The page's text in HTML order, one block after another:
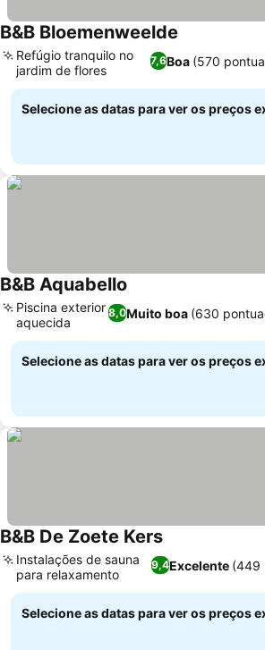
B&B Bloemenweelde
7,6Boa (570
Refúgio tranquilo no
jardim de flores
Selecione as datas para ver os preços
B&B Aquabello
8,0Muito boa (630
Piscina exterior
aquecida
Selecione as datas para ver os preços
B&B De Zoete Kers
9,4Excelente (449
Instalações de sauna
para relaxamento
Selecione as datas para ver os preços